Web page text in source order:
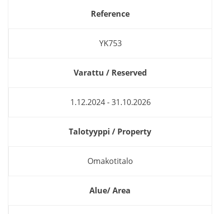
Reference
YK753
Varattu / Reserved
1.12.2024 - 31.10.2026
Talotyyppi / Property
Omakotitalo
Alue/ Area